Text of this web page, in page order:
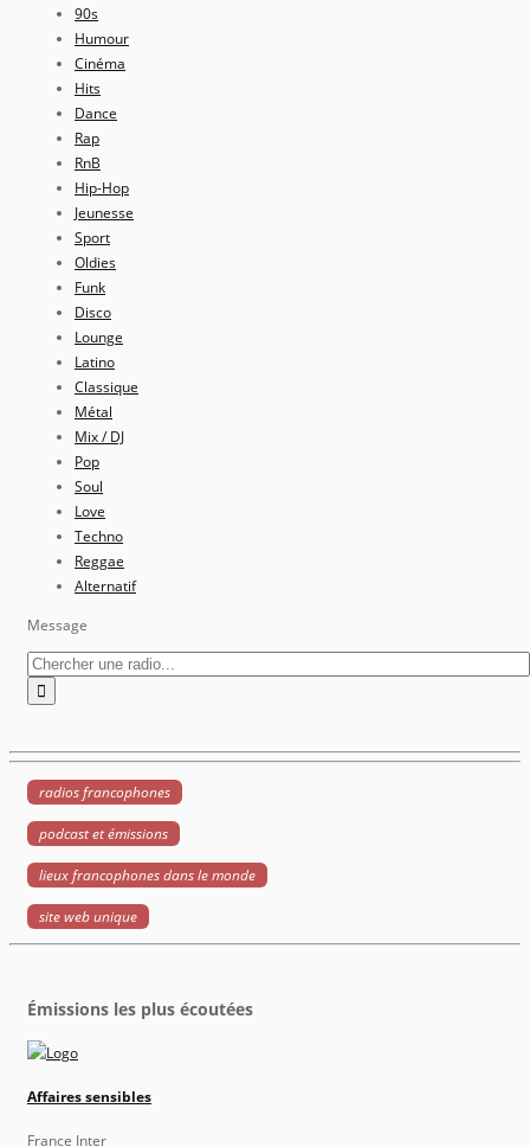
90s
Humour
Cinéma
Hits
Dance
Rap
RnB
Hip-Hop
Jeunesse
Sport
Oldies
Funk
Disco
Lounge
Latino
Classique
Métal
Mix / DJ
Pop
Soul
Love
Techno
Reggae
Alternatif
Message
radios francophones
podcast et émissions
lieux francophones dans le monde
site web unique
Émissions les plus écoutées
Affaires sensibles
France Inter